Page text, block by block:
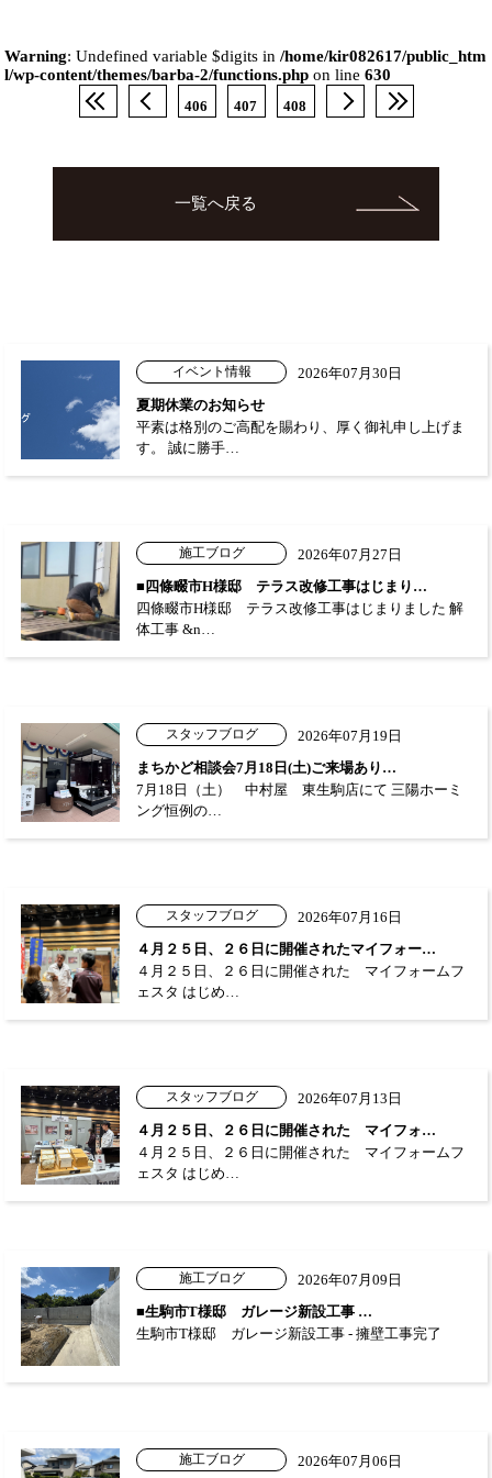
Warning: Undefined variable $digits in/home/kir082617/public_htm
l/wp-content/themes/barba-2/functions.php on line630
406 407 408
一覧へ戻る
イベント情報
2026年07月30日
夏期休業のお知らせ
平素は格別のご高配を賜わり、厚く御礼申し上げま
す。 誠に勝手…
施工ブログ
2026年07月27日
■四條畷市H様邸 テラス改修工事はじまり…
四條畷市H様邸 テラス改修工事はじまりました 解
体工事 &n…
スタッフブログ
2026年07月19日
まちかど相談会7月18日(土)ご来場あり…
7月18日（土） 中村屋 東生駒店にて 三陽ホーミ
ング恒例の…
スタッフブログ
2026年07月16日
４月２５日、２６日に開催されたマイフォー…
４月２５日、２６日に開催された マイフォームフ
ェスタ はじめ…
スタッフブログ
2026年07月13日
４月２５日、２６日に開催された マイフォ…
４月２５日、２６日に開催された マイフォームフ
ェスタ はじめ…
施工ブログ
2026年07月09日
■生駒市T様邸 ガレージ新設工事 …
生駒市T様邸 ガレージ新設工事 - 擁壁工事完了
施工ブログ 2026年07月06日